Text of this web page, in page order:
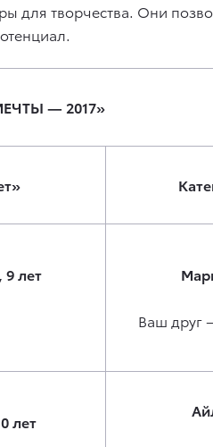
для творчества. Они
— 2017»
9 лет
Ваш друг
лет